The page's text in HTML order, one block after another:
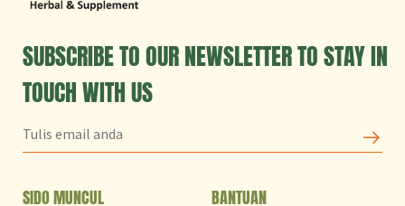
SUBSCRIBE TO OUR NEWSLETTER TO STAY IN
TOUCH WITH US
SIDO MUNCUL BANTUAN